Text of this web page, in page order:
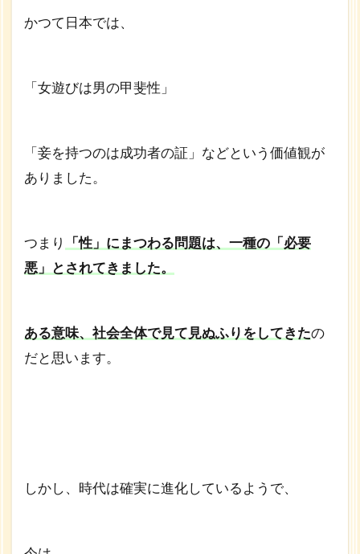
かつて日本では、
「女遊びは男の甲斐性」
「妾を持つのは成功者の証」などという価値観が
ありました。
つまり
「性」にまつわる問題は、一種の「必要
悪」とされてきました。
ある意味、社会全体で見て見ぬふりをしてきたの
だと思います。
しかし、時代は確実に進化しているようで、